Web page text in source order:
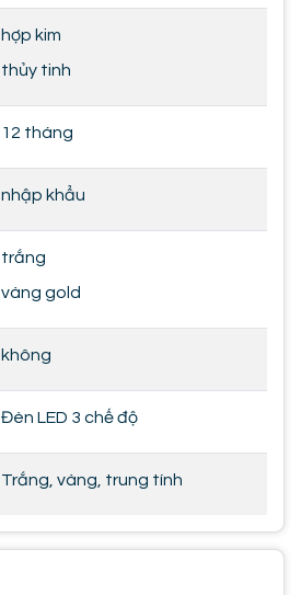
hợp kim
thủy tinh
12 tháng
nhập khẩu
trắng
vàng gold
không
Đèn LED 3 chế độ
Trắng, vàng, trung tính